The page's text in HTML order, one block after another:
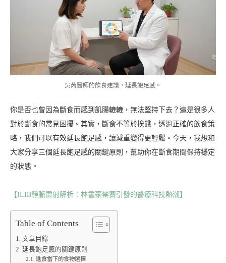
吳芮醫師的飲食建議，延長飽足感。
你是否也曾因為斷食而感到飢腸轆轆，無法堅持下去？這是很多人
對於斷食的常見困擾。其實，斷食不等於挨餓，透過正確的飲食策
略，我們可以有效延長飽足感，讓減重變得更輕鬆。今天，我想和
大家分享三個延長飽足感的關鍵原則，幫助你在斷食期間保持穩定
的狀態。
【ILIB靜脈雷射解析：林書豪禁賽引發的醫療科技熱潮】
Table of Contents
文章目錄
延長飽足感的關鍵原則
進食當下的食物選擇